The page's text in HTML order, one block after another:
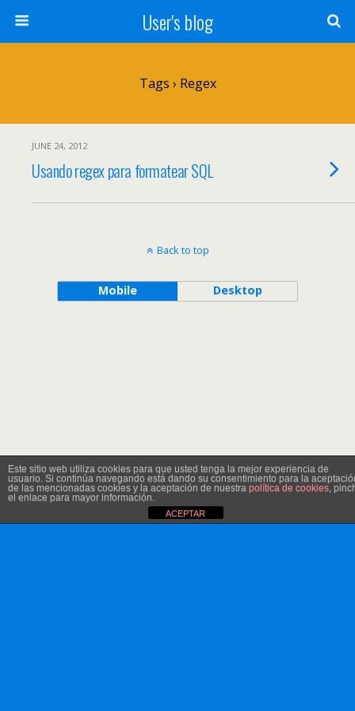
User's blog
Tags › Regex
JUNE 24, 2012
Usando regex para formatear SQL
Back to top
Mobile Desktop
Este sitio web utiliza cookies para que usted tenga la mejor experiencia de
usuario. Si continúa navegando está dando su consentimiento para la
de las mencionadas cookies y la aceptación de nuestra política de cookies,
el enlace para mayor información.
ACEPTAR